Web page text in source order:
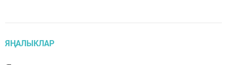
ЯҢАЛЫКЛАР